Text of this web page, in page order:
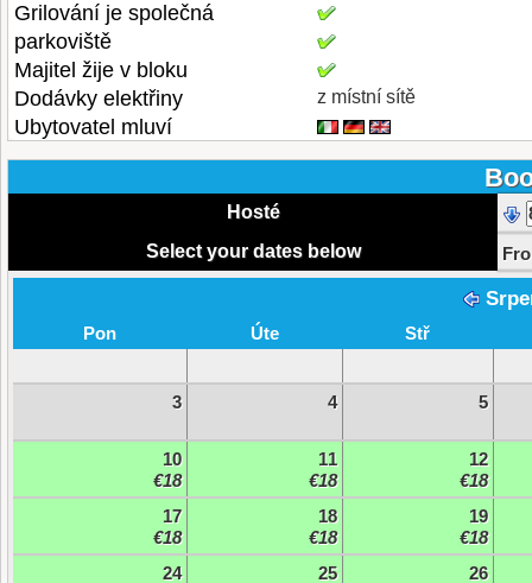
Grilování je společná
parkoviště
Majitel žije v bloku
Dodávky elektřiny
z místní sítě
Ubytovatel mluví
Hosté
Select your dates below
Pon Úte Stř
3 4 5
10
€18
11
€18
12
€18
17
€18
18
€18
19
€18
24
25
26